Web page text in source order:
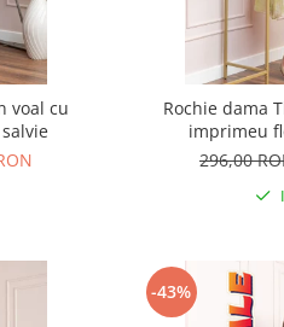
voal cu
Rochie dama
imprimeu
296,00
-43%